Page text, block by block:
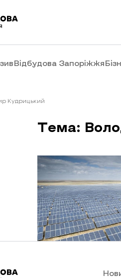
Відбудова Запоріжжя
Кудрицький
Тема: